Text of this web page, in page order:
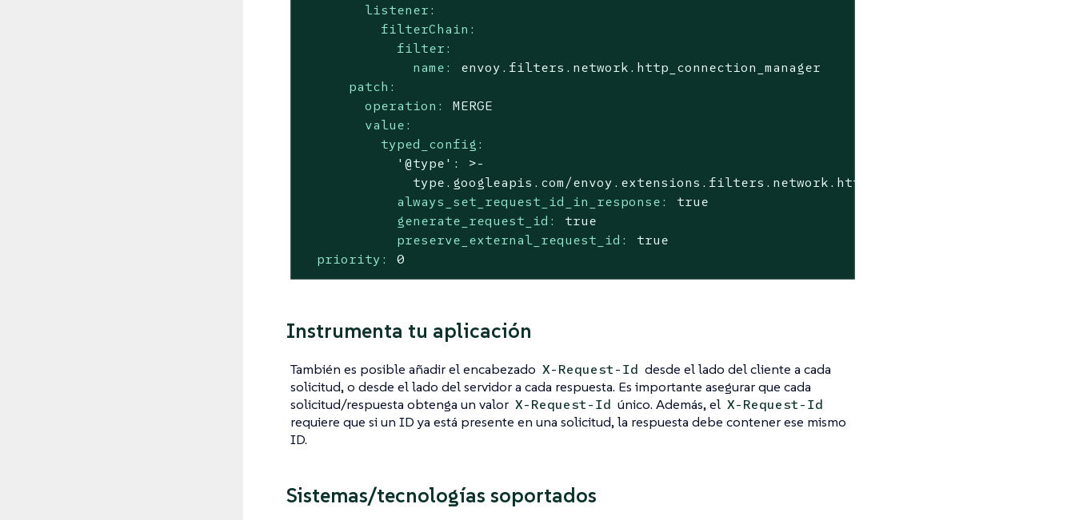
listener:
filterChain:
filter:
name:
envoy.filters.network.http_connection_manager
patch:
operation:
MERGE
value:
typed_config:
'@type' : >-
always_set_request_id_in_response:
true
generate_request_id:
true
preserve_external_request_id:
true
priority:
0
Instrumenta tu aplicación
También es posible añadir el encabezado X-Request-Id desde el lado del cliente a cada
solicitud, o desde el lado del servidor a cada respuesta. Es importante asegurar que cada
solicitud/respuesta obtenga un valor X-Request-Id único. Además, el X-Request-Id
requiere que si un ID ya está presente en una solicitud, la respuesta debe contener ese mismo
ID.
Sistemas/tecnologías soportados